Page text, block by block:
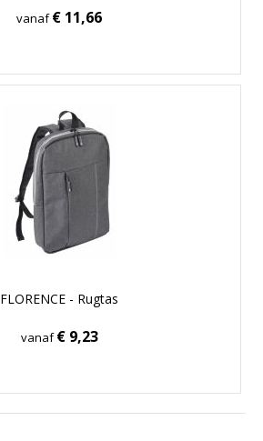
vanaf€ 11,66
FLORENCE - Rugtas
vanaf€ 9,23